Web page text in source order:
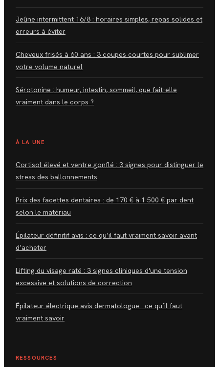
Jeûne intermittent 16/8 : horaires simples, repas solides et
erreurs à éviter
Cheveux frisés à 60 ans : 3 coupes courtes pour sublimer
votre volume naturel
Sérotonine : humeur, intestin, sommeil, que fait-elle
vraiment dans le corps ?
À LA UNE
Cortisol élevé et ventre gonflé : 3 signes pour distinguer le
stress des ballonnements
Prix des facettes dentaires : de 170 € à 1 500 € par dent
selon le matériau
Épilateur définitif avis : ce qu’il faut vraiment savoir avant
d’acheter
Lifting du visage raté : 3 signes cliniques d'une tension
excessive et solutions de correction
Épilateur électrique avis dermatologue : ce qu’il faut
vraiment savoir
RESSOURCES